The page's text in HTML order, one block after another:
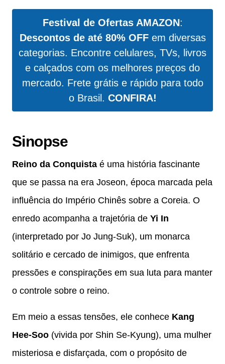
Festival de Ofertas AMAZON:
Descontos de até 80% OFFem diversas
categorias. Encontre celulares, TVs, livros
e calçados com os melhores preços do
mercado. Frete grátis e rápido para todo
o Brasil. CONFIRA!
Sinopse
Reino da Conquista é uma história fascinante
que se passa na era Joseon, época marcada pela
influência do Império Chinês sobre a Coreia. O
enredo acompanha a trajetória de Yi In
(interpretado por Jo Jung-Suk), um monarca
solitário e cercado de inimigos, que enfrenta
pressões e conspirações em sua luta para manter
o controle sobre o reino.
Em meio a essas tensões, ele conhece Kang
Hee-Soo (vivida por Shin Se-Kyung), uma mulher
misteriosa e disfarçada, com o propósito de